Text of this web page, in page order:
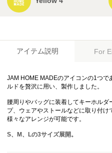
アイテム説明 For
JAM HOME MADEのアイコンの1つ
ルドを贅沢に用い、製作しました。
腰周りやバッグに装着してキーホル
プ、ウェアやストールなどに取り付け
様々なアレンジが可能です。
S、M、Lの3サイズ展開。